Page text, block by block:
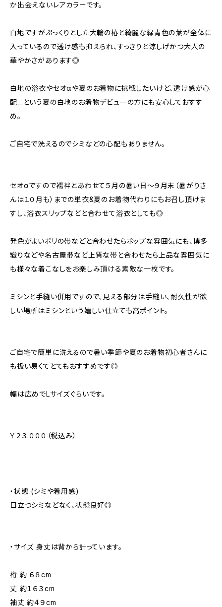
か出会えないレアカラーです。
白地ですがぷっくりとした大輪の椿と綺麗な緑青色の葉が全体に
入っているので透け感も抑えられ、すっきりと涼しげかつ大人の
華やかさがあります◎
白地の浴衣やセオαや夏のお着物に挑戦したいけど、透け感が心
配…という夏の白地のお着物デビューの方にも安心しておすす
め。
ご自宅で洗えるのでシミなどの心配もありません。
セオαですので襦袢とあわせて５月の暑い日～９月末（暑がりさ
んは１０月も）までの単衣&夏のお着物代わりにもお召し頂けま
すし、浴衣スリップなどと合わせて浴衣としても◎
発色がよいポリの帯などと合わせたらポップな雰囲気にも、博多
織りなどや名古屋帯など上質な帯と合わせたら上品な雰囲気に
も様々な着こなしをお楽しみ頂ける素敵な一枚です。
ミシンと手縫い併用ですので、見える部分は手縫い、耐久性が欲
しい場所はミシンという嬉しい仕立ても高ポイント。
ご自宅で簡単に洗えるので暑い季節や夏のお着物初心者さんに
も扱い易くてとてもおすすめです◎
幅は広めでLサイズぐらいです。
￥２３.０００（税込み）
・状態 (シミや着用感)
目立つシミなどなく、状態良好◎
・サイズ 身丈は背から計っています。
裄 約 ６８cm
丈 約１６３cm
袖丈 約４９cm